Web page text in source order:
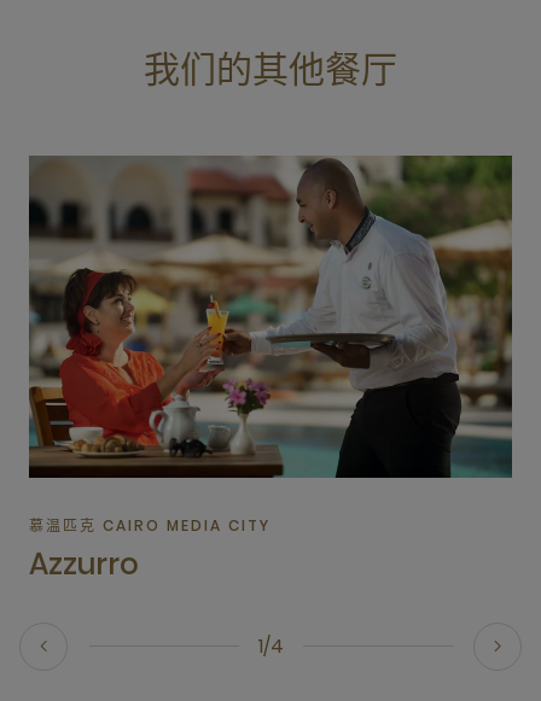
我们的其他餐厅
1/4
慕温匹克 CAIRO MEDIA CITY
Azzurro